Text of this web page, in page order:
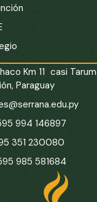
Km 11 casi
Paraguay
994 146897
351 230080
985 581684